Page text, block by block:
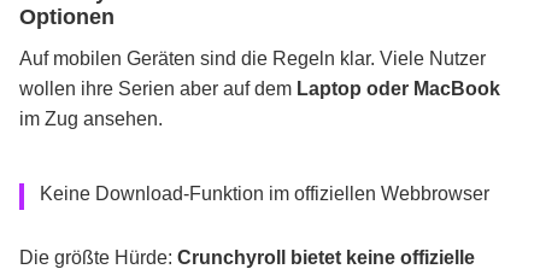
Optionen
Auf mobilen Geräten sind die Regeln klar. Viele Nutzer
wollen ihre Serien aber auf dem Laptop oder MacBook
im Zug ansehen.
Keine Download-Funktion im offiziellen Webbrowser
Die größte Hürde: Crunchyroll bietet keine offizielle